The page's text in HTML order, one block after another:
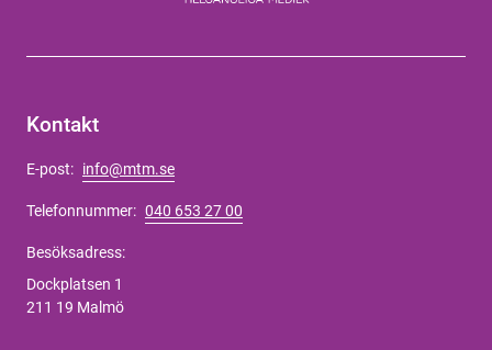
Kontakt
E-post: info@mtm.se
Telefonnummer: 040 653 27 00
Besöksadress:
Dockplatsen 1
211 19 Malmö